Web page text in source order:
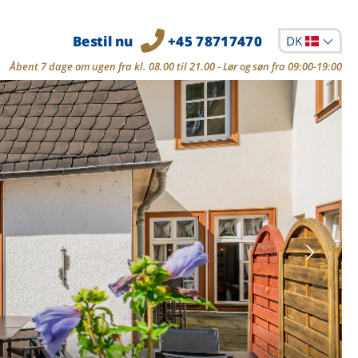
Bestil nu +45 78717470 DK
Åbent 7 dage om ugen fra kl. 08.00 til 21.00 - Lør og søn fra 09:00-19:00